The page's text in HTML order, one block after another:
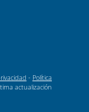
- Política
actualización